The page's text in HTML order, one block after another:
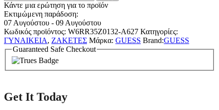
Κάντε μια ερώτηση για το προϊόν
Εκτιμώμενη παράδοση:
07 Αυγούστου - 09 Αυγούστου
Κωδικός προϊόντος: W6RR35Z0132-A627 Κατηγορίες:
ΓΥΝΑΙΚΕΙΑ, ΖΑΚΕΤΕΣ Μάρκα: GUESS Brand:GUESS
Guaranteed Safe Checkout
Get It Today